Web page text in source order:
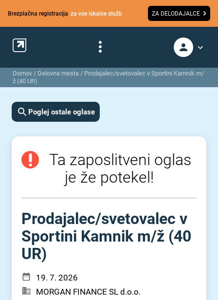
Brezplačna registracija za vse iskalce služb ZA DELODAJALCE
Domov / Delovna mesta / Prodajalec/svetovalec v Sportini Kamnik m/
ž (40 UR)
Poglej ostale oglase
Ta zaposlitveni oglas
je že potekel!
Prodajalec⁠/⁠svetovalec v
Sportini Kamnik m⁠/⁠ž (40
UR)
19. 7. 2026
MORGAN FINANCE SL d.o.o.